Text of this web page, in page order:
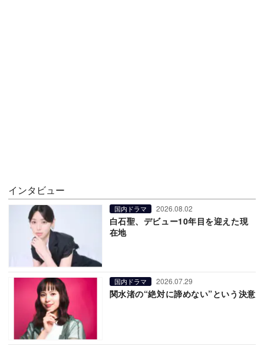
インタビュー
国内ドラマ 2026.08.02
白石聖、デビュー10年目を迎えた現
在地
国内ドラマ 2026.07.29
関水渚の“絶対に諦めない”という決意